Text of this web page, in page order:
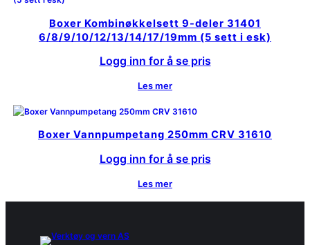
Boxer Kombinøkkelsett 9-deler 31401
6/8/9/10/12/13/14/17/19mm (5 sett i esk)
Logg inn for å se pris
Les mer
Boxer Vannpumpetang 250mm CRV 31610
Logg inn for å se pris
Les mer